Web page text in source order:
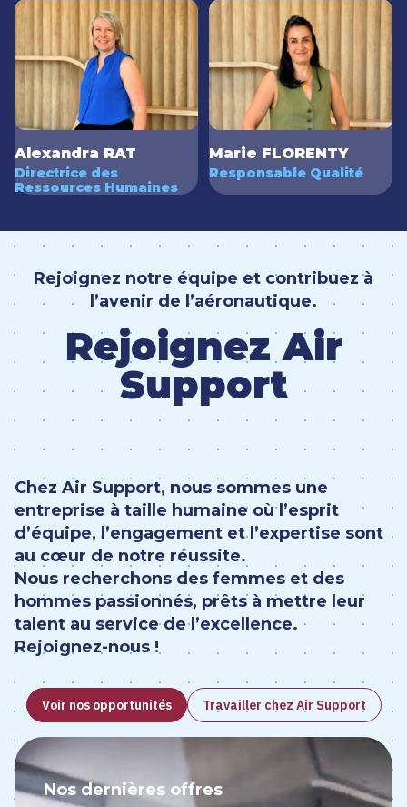
Alexandra RAT
Directrice des
Ressources Humaines
Marie FLORENTY
Responsable Qualité
Rejoignez notre équipe et contribuez à
l’avenir de l’aéronautique.
Rejoignez Air
Support
Chez Air Support, nous sommes une
entreprise à taille humaine où l’esprit
d’équipe, l’engagement et l’expertise sont
au cœur de notre réussite.
Nous recherchons des femmes et des
hommes passionnés, prêts à mettre leur
talent au service de l’excellence.
Rejoignez-nous !
Voir nos opportunités Travailler chez Air Support
Nos dernières offres